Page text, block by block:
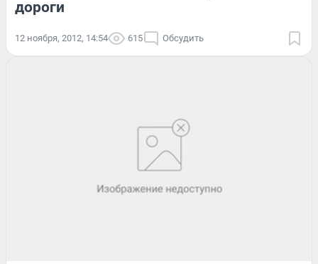
дороги
12 ноября, 2012, 14:54 615 Обсудить